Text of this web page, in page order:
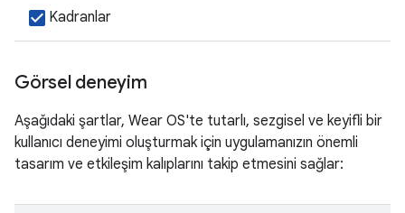
Kadranlar
Görsel deneyim
Aşağıdaki şartlar, Wear OS'te tutarlı, sezgisel ve keyifli bir
kullanıcı deneyimi oluşturmak için uygulamanızın önemli
tasarım ve etkileşim kalıplarını takip etmesini sağlar: